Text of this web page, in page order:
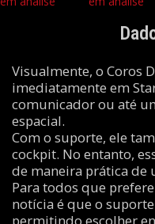
Visualmente, o Coros
imediatamente em
comunicador ou até
espacial.
Com o suporte, ele
cockpit. No entanto,
de maneira prática de
Para todos que
notícia é que o
permitindo escolher